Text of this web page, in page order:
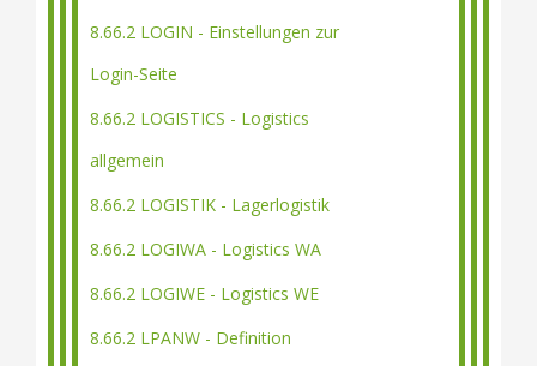
8.66.2 LOGIN - Einstellungen zur
Login-Seite
8.66.2 LOGISTICS - Logistics
allgemein
8.66.2 LOGISTIK - Lagerlogistik
8.66.2 LOGIWA - Logistics WA
8.66.2 LOGIWE - Logistics WE
8.66.2 LPANW - Definition